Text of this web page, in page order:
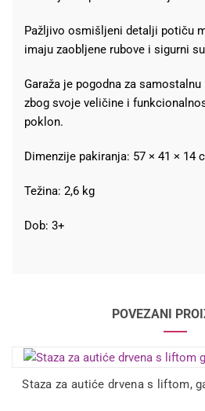
Pažljivo osmišljeni detalji potiču
imaju zaobljene rubove i sigurni
Garaža je pogodna za
zbog svoje veličine i
poklon.
Dimenzije pakiranja: 57 × 41 × 14
Težina: 2,6 kg
Dob: 3+
POVEZANI
Staza za autiće drvena s liftom,